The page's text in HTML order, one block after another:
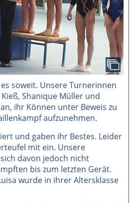
soweit. Unsere Turnerinnen
Shanique Müller und
ihr Können unter Beweis zu
aufzunehmen.
und gaben ihr Bestes. Leider
mit ein. Unsere
davon jedoch nicht
bis zum letzten Gerät.
wurde in ihrer Altersklasse